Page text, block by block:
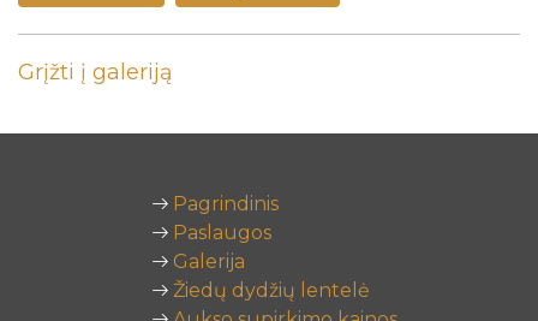
Grįžti į galeriją
Pagrindinis
Paslaugos
Galerija
Žiedų dydžių lentelė